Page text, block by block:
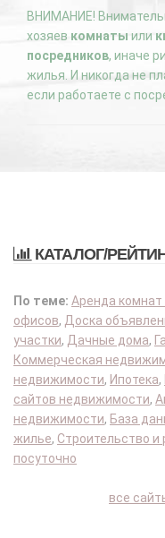
ВНИМАНИЕ!
хозяев комнаты или
посредников, иначе
жилья. И никогда не
если работаете с
КАТАЛОГ/
По теме: Аренда комнат
офисов, Доска
участки, Дачные дома,
Коммерческая
недвижимости, Ипотека,
сайтов недвижимости,
недвижимости, База
жилье, Строительство и
посуточно
все